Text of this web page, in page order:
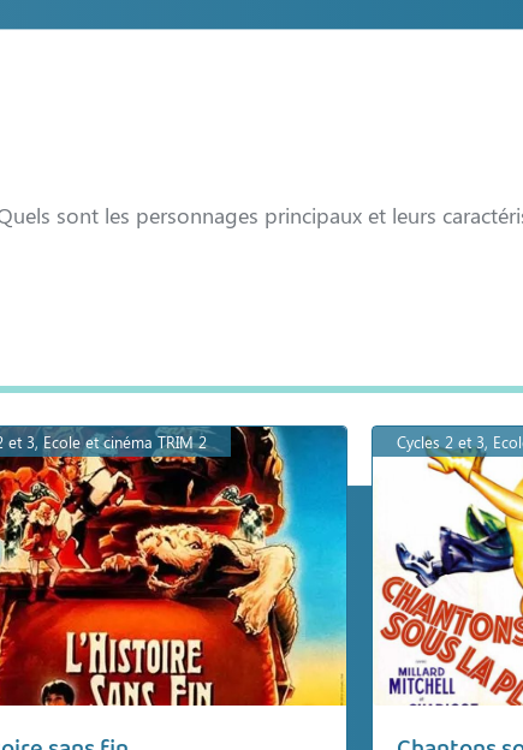
sont les personnages principaux et leurs
et 3, Ecole et cinéma TRIM 2 Cycles 2 et 3,